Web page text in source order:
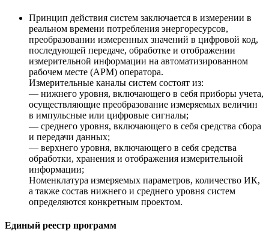
Принцип действия систем заключается в измерении в
реальном времени потребления энергоресурсов,
преобразовании измеренных значений в цифровой код,
последующей передаче, обработке и отображении
измерительной информации на автоматизированном
рабочем месте (АРМ) оператора.
Измерительные каналы систем состоят из:
— нижнего уровня, включающего в себя приборы учета,
осуществляющие преобразование измеряемых величин
в импульсные или цифровые сигналы;
— среднего уровня, включающего в себя средства сбора
и передачи данных;
— верхнего уровня, включающего в себя средства
обработки, хранения и отображения измерительной
информации;
Номенклатура измеряемых параметров, количество ИК,
а также состав нижнего и среднего уровня систем
определяются конкретным проектом.
Единый реестр программ